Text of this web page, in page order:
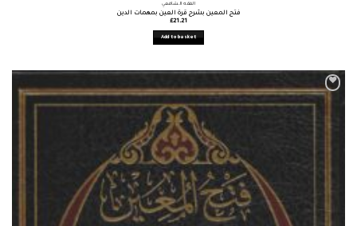
الفقه الشافعي
فتح المعين بشرح قرة العين بمهمات الدين
£21.21
Add to basket